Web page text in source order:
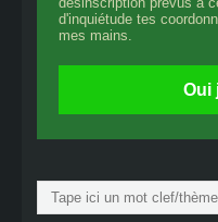
d'inquiétude tes
mes mains.
Oui
Rechercher